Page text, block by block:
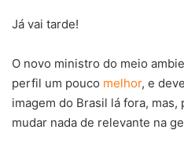
Já vai tarde!
O novo ministro do meio
perfil um pouco melhor, e
imagem do Brasil lá fora,
mudar nada de relevante na